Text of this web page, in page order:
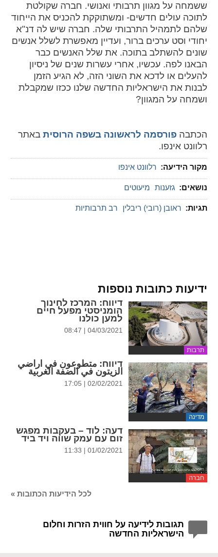
ששמחה על מגוון תרבותי ואנושי. חברה שקולטת
לתוכה עולים חדשים- ומשתוקקת להכניס את הייחוד
שלהם לתמהיל התרבותי שלה. חברה שיש לה דנ"א
יחודי וסט ערכים ברור, ועדיין מאפשרת לשלל אנשים
שונים להשתלב בתוכה. את שלל האנשים כבר
הבאנו לפה. עכשיו, אחרי עשרות שנים של ניסיון
להעלים או לדכא את השוני הזה, לא הגיע הזמן
לבנות את הישראליות החדשה שלנו ככזו שמקבלת
ושמחה על המגוון?
הכתבהפורסמה לראשונה בשפה הרוסית באתר
רלוונט אינפו.
מקור הידיעה: רלוונט אינפו
נושאים: גזענות מיעוטים
תגיות: ראובן (רובי) ריבלין רב תרבותיות
ידיעות כתובות נוספות
תרבות
דיווח: המרכז לחינוך
הומניסטי מפעל חיים
למען כולנו
04/03/2021 | 08:47
מדינה
דיווח: متطوعون في اراضي
الزيتون في الضفة الغربية
02/02/2021 | 17:05
חברה
דעה: לוד – בעקבות מפגש
זום עם עמק שווה ויד ביד
01/02/2021 | 11:33
לכל הידיעות הכתובות »
תגובות לידיעה על חווית הזרות וחלום
הישראליות החדשה